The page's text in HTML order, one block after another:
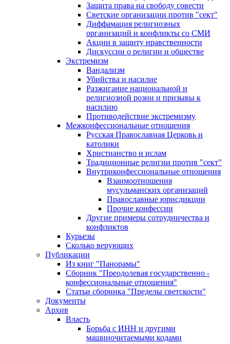
Защита права на свободу совести
Светские организации против "сект"
Диффамация религиозных
организаций и конфликты со СМИ
Акции в защиту нравственности
Дискуссии о религии и обществе
Экстремизм
Вандализм
Убийства и насилие
Разжигание национальной и
религиозной розни и призывы к
насилию
Противодействие экстремизму
Межконфессиональные отношения
Русская Православная Церковь и
католики
Христианство и ислам
Традиционные религии против "сект"
Внутриконфессиональные отношения
Взаимоотношения
мусульманских организаций
Православные юрисдикции
Прочие конфессии
Другие примеры сотрудничества и
конфликтов
Курьезы
Сколько верующих
Публикации
Из книг "Панорамы"
Сборник "Преодолевая государственно -
конфессиональные отношения"
Статьи сборника "Пределы светскости"
Документы
Архив
Власть
Борьба с ИНН и другими
машиночитаемыми кодами